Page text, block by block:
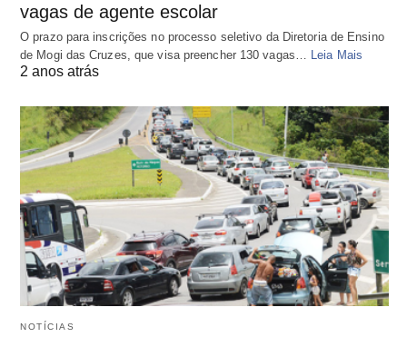
vagas de agente escolar
O prazo para inscrições no processo seletivo da Diretoria de Ensino
de Mogi das Cruzes, que visa preencher 130 vagas… Leia Mais
2 anos atrás
NOTÍCIAS